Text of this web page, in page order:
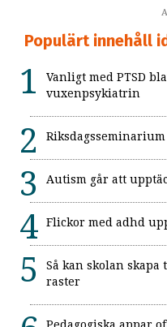
Populärt innehåll
Vanligt med PTSD
vuxenpsykiatrin
Autism går att
Flickor med adhd
Så kan skolan
raster
Pedagogiska appar